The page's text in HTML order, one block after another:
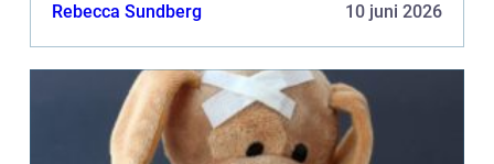
Rebecca Sundberg 10 juni 2026